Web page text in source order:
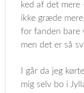
ked af det mere
ikke græde
for fanden bare
men det er så
I går da jeg
mig selv bo i